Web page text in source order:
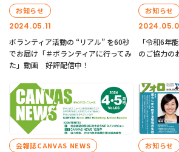
2024.05.11
お知らせ
ボランティア活動の “リアル” を60秒
でお届け「＃ボランティアに行ってみ
た」動画 好評配信中！
お知らせ
「令和6年
のご協力の
会報誌CANVAS NEWS お知らせ